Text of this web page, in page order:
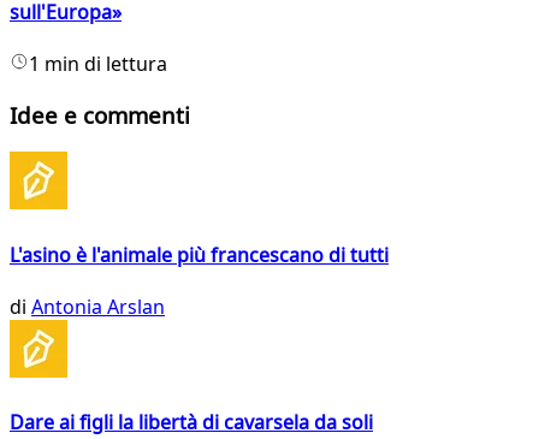
sull'Europa»
1 min di lettura
Idee e commenti
L'asino è l'animale più francescano di tutti
di Antonia Arslan
Dare ai figli la libertà di cavarsela da soli